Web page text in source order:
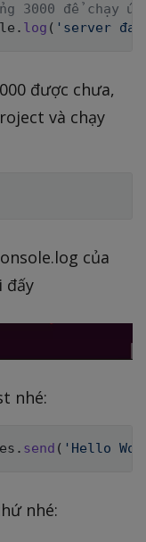
3000 để chạy
. log ( 'server
được chưa,
và chạy
của
đấy
nhé:
. send ( 'Hello
nhé: